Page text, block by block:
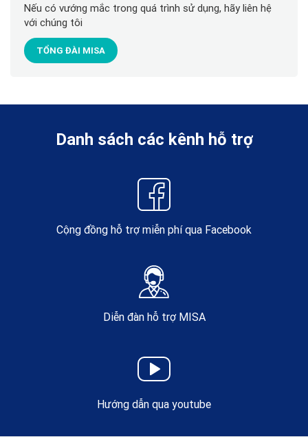
Nếu có vướng mắc trong quá trình sử dụng, hãy liên hệ
với chúng tôi
TỔNG ĐÀI MISA
Danh sách các kênh hỗ trợ
Cộng đồng hỗ trợ miễn phí qua Facebook
Diễn đàn hỗ trợ MISA
Hướng dẫn qua youtube